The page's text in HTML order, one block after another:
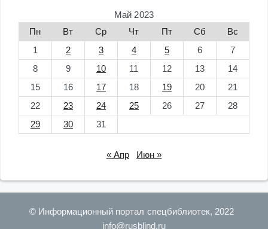
Май 2023
Пн
Вт Ср Чт Пт Сб
Вс
1
2 3 4 5 6
7
8
9 10 11 12 13
14
15
16 17 18 19 20
21
22
23 24 25 26 27
28
29
30 31
« Апр Июн »
© Информационный портал спецбиблиотек, 2022
info@rusblind.ru